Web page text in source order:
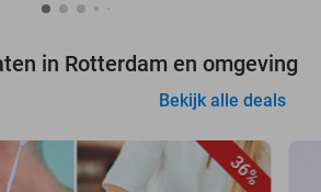
in Rotterdam en omgeving
Bekijk alle deals
36%